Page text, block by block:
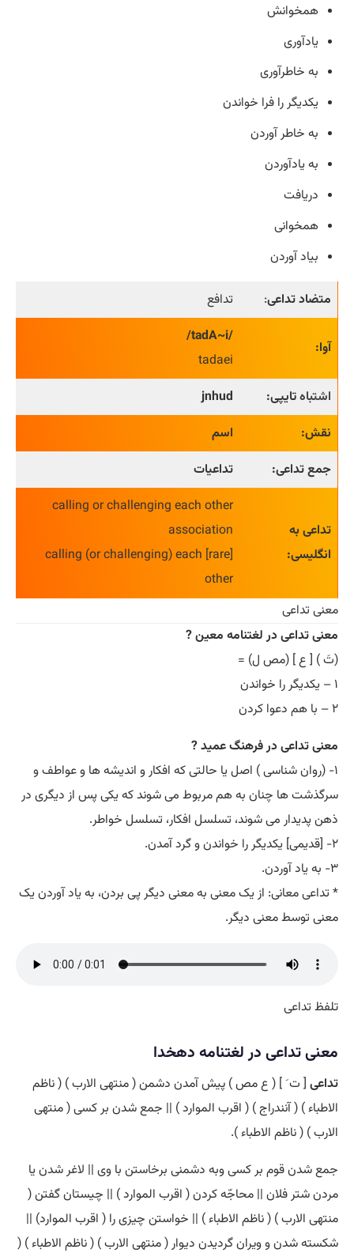
همخوانش
یادآوری
به خاطرآوری
یکدیگر را فرا خواندن
به خاطر آوردن
به یادآوردن
دریافت
همخوانی
بیاد آوردن
متضاد تداعی: تدافع
آوا:
/tadA~i/
tadaei
اشتباهتایپی:
jnhud
نقش:
اسم
جمع تداعی:
تداعیات
تداعی به
انگلیسی:
calling or challenging each other
association
[rare] calling (or challenging) each
other
معنی تداعی
معنی تداعی در لغتنامه معین ?
(تَ ) [ ع ] (مص ل) =
۱ – یکدیگر را خواندن
۲ – با هم دعوا کردن
معنی تداعی در فرهنگ عمید ?
۱- (روان شناسی ) اصل یا حالتی که افکار و اندیشه ها و عواطف و
سرگذشت ها چنان به هم مربوط می شوند که یکی پس از دیگری در
ذهن پدیدار می شوند، تسلسل افکار، تسلسل خواطر.
۲- [قدیمی] یکدیگر را خواندن و گرد آمدن.
۳- به یاد آوردن.
* تداعی معانی: از یک معنی به معنی دیگر پی بردن، به یاد آوردن یک
معنی توسط معنی دیگر.
تلفظ تداعی
معنی تداعی در لغتنامه دهخدا
تداعی [ ت َ ] ( ع مص ) پیش آمدن دشمن ( منتهی الارب ) ( ناظم
الاطباء ) ( آنندراج ) ( اقرب الموارد ) || جمع شدن بر کسی ( منتهی
الارب ) ( ناظم الاطباء ).
جمع شدن قوم بر کسی وبه دشمنی برخاستن با وی || لاغر شدن یا
مردن شتر فلان || محاجّه کردن ( اقرب الموارد ) || چیستان گفتن (
منتهی الارب ) ( ناظم الاطباء ) || خواستن چیزی را ( اقرب الموارد) ||
شکسته شدن و ویران گردیدن دیوار ( منتهی الارب ) ( ناظم الاطباء ) (